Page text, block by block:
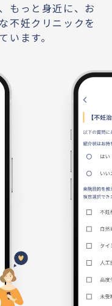
もっと身近に、お
不妊クリニックを
います。